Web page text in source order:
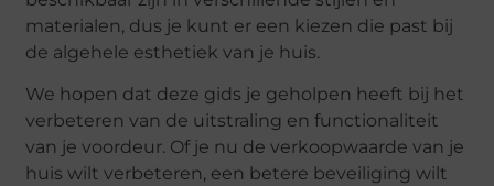
materialen, dus je kunt er een kiezen die past bij
de algehele esthetiek van je huis.
We hopen dat deze gids je geholpen heeft bij het
verbeteren van de uitstraling en functionaliteit
van je voordeur. Of je nu de verkoopwaarde van je
huis wilt verbeteren, een betere beveiliging wilt